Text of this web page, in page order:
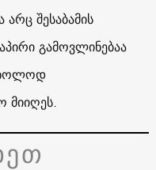
შესაბამის
გამოვლინებაა
მიიღეს.